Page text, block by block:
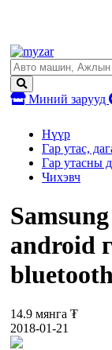
Миний зарууд
Нүүр
Гар утас,
Гар утасны
Чихэвч
android
14.9 мянга ₮
2018-01-21